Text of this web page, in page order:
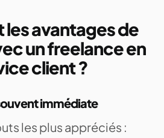
les avantages de
un freelance en
client ?
immédiate
les plus appréciés :